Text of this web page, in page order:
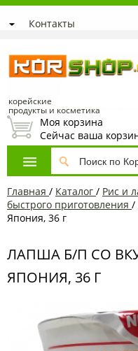
Контакты
корейские
продукты и косметика
Моя корзина
Сейчас ваша
Главная / Каталог / Рис и
быстрого приготовления /
Япония, 36 г
ЛАПША Б/П СО
ЯПОНИЯ, 36 Г